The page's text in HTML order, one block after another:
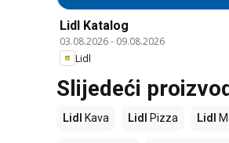
Lidl Katalog
03.08.2026- 09.08.2026
Lidl
Slijedeći
Lidl Kava Lidl Pizza Lidl